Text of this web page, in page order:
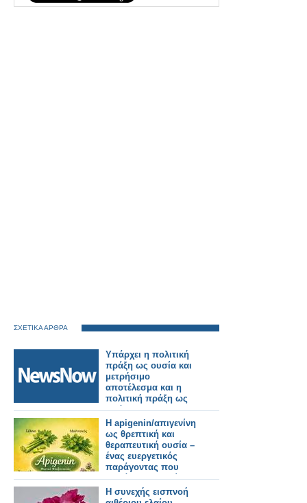
ΣΧΕΤΙΚΑ ΑΡΘΡΑ
Υπάρχει η πολιτική
πράξη ως ουσία και
μετρήσιμο
αποτέλεσμα και η
πολιτική πράξη ως
πρόσκαιρες
εντυπώσεις μέσω
διαστρέβλωσης των
γεγονότων και της
πραγματικότητας,
χωρίς κανένα
μετρήσιμο
αποτέλεσμα, απλά για
ατομική εξύψωση και
Η apigenin/απιγενίνη
ως θρεπτική και
θεραπευτική ουσία –
ένας ευεργετικός
παράγοντας που
προάγει την υγεία
μας, με πανίσχυρη
αντικαρκινική δράση
Η συνεχής εισπνοή